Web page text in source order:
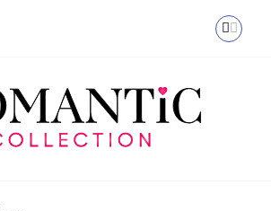
содержанию